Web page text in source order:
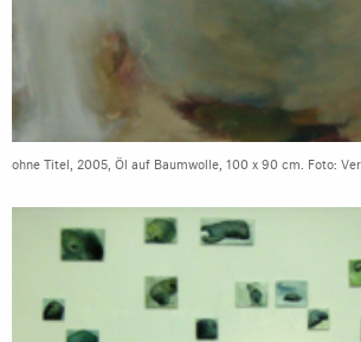
ohne Titel, 2005, Öl auf Baumwolle, 100 x 90 cm. Foto: